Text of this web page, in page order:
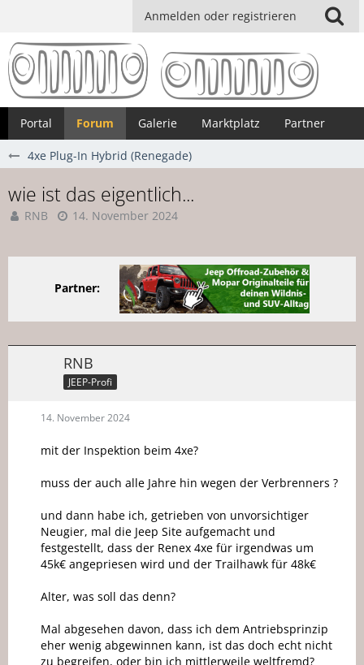
Anmelden oder registrieren
Portal Forum Galerie Marktplatz Partner
4xe Plug-In Hybrid (Renegade)
wie ist das eigentlich...
RNB 14. November 2024
Partner:
RNB
JEEP-Profi
14. November 2024
mit der Inspektion beim 4xe?
muss der auch alle Jahre hin wegen der Verbrenners ?
und dann habe ich, getrieben von unvorsichtiger
Neugier, mal die Jeep Site aufgemacht und
festgestellt, dass der Renex 4xe für irgendwas um
45k€ angepriesen wird und der Trailhawk für 48k€
Alter, was soll das denn?
Mal abgesehen davon, dass ich dem Antriebsprinzip
eher wenig abgewinnen kann, ist das doch echt nicht
zu begreifen, oder bin ich mittlerweile weltfremd?